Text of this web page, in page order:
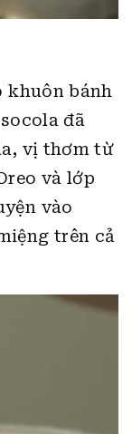
khuôn bánh
đã
vị thơm từ
và lớp
vào
trên cả